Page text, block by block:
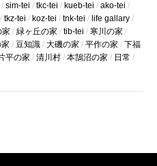
sim-tei tkc-tei kueb-tei
ako-tei
tkz-tei koz-tei tnk-tei
life gallary
家 緑ヶ丘の家 tib-tei
寒川の家
豆知識 大磯の家 平作の家
下福
平の家 清川村 本鵠沼の家
日常